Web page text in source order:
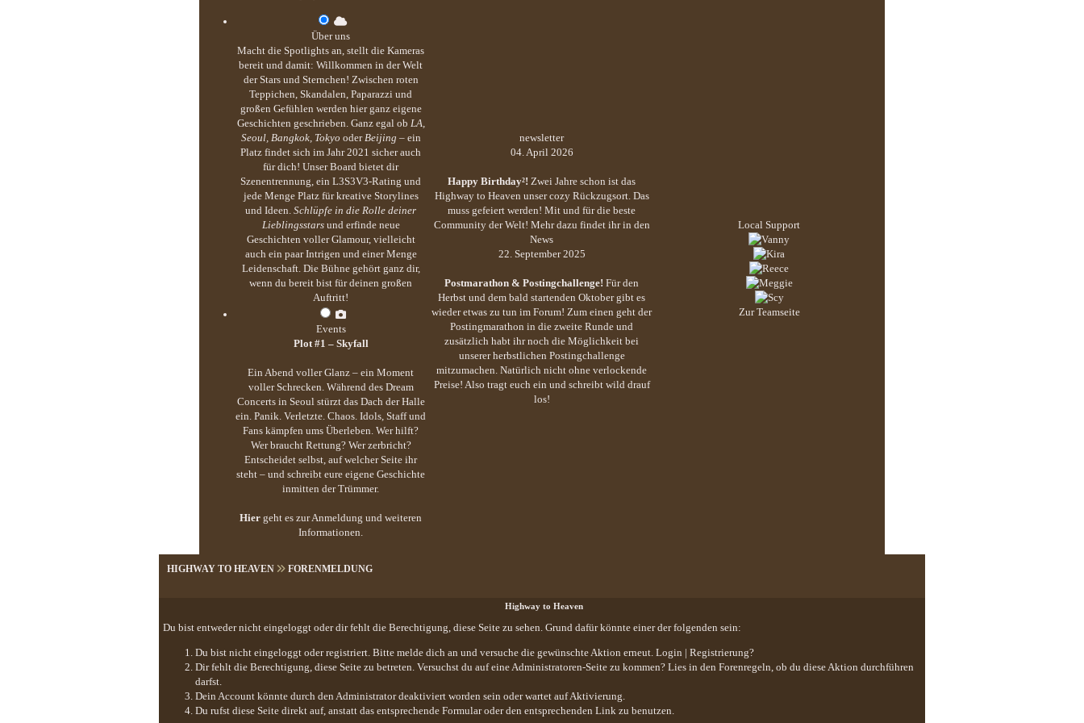
Über uns
Macht die Spotlights an, stellt die Kameras
bereit und damit: Willkommen in der Welt
der Stars und Sternchen! Zwischen roten
Teppichen, Skandalen, Paparazzi und
großen Gefühlen werden hier ganz eigene
Geschichten geschrieben. Ganz egal ob LA,
Seoul, Bangkok, Tokyo oderBeijing – ein
Platz findet sich im Jahr 2021 sicher auch
für dich! Unser Board bietet dir
Szenentrennung, ein L3S3V3-Rating und
jede Menge Platz für kreative Storylines
und Ideen. Schlüpfe in die Rolle deiner
Lieblingsstarsund erfinde neue
Geschichten voller Glamour, vielleicht
auch ein paar Intrigen und einer Menge
Leidenschaft. Die Bühne gehört ganz dir,
wenn du bereit bist für deinen großen
Auftritt!
Events
Plot #1 – Skyfall
Ein Abend voller Glanz – ein Moment
voller Schrecken. Während des Dream
Concerts in Seoul stürzt das Dach der Halle
ein. Panik. Verletzte. Chaos. Idols, Staff und
Fans kämpfen ums Überleben. Wer hilft?
Wer braucht Rettung? Wer zerbricht?
Entscheidet selbst, auf welcher Seite ihr
steht – und schreibt eure eigene Geschichte
inmitten der Trümmer.
Hier geht es zur Anmeldung und weiteren
Informationen.
newsletter
04. April 2026
Happy Birthday²! Zwei Jahre schon ist das
Highway to Heaven unser cozy Rückzugsort. Das
muss gefeiert werden! Mit und für die beste
Community der Welt! Mehr dazu findet ihr in den
News
22. September 2025
Postmarathon & Postingchallenge! Für den
Herbst und dem bald startenden Oktober gibt es
wieder etwas zu tun im Forum! Zum einen geht der
Postingmarathon in die zweite Runde und
zusätzlich habt ihr noch die Möglichkeit bei
unserer herbstlichen Postingchallenge
mitzumachen. Natürlich nicht ohne verlockende
Preise! Also tragt euch ein und schreibt wild drauf
los!
Local Support
Zur Teamseite
HIGHWAY TO HEAVEN FORENMELDUNG
Highway to Heaven
Du bist entweder nicht eingeloggt oder dir fehlt die Berechtigung, diese Seite zu sehen. Grund dafür könnte einer der folgenden sein:
Du bist nicht eingeloggt oder registriert. Bitte melde dich an und versuche die gewünschte Aktion erneut. Login | Registrierung?
Dir fehlt die Berechtigung, diese Seite zu betreten. Versuchst du auf eine Administratoren-Seite zu kommen? Lies in den Forenregeln, ob du diese Aktion durchführen
darfst.
Dein Account könnte durch den Administrator deaktiviert worden sein oder wartet auf Aktivierung.
Du rufst diese Seite direkt auf, anstatt das entsprechende Formular oder den entsprechenden Link zu benutzen.